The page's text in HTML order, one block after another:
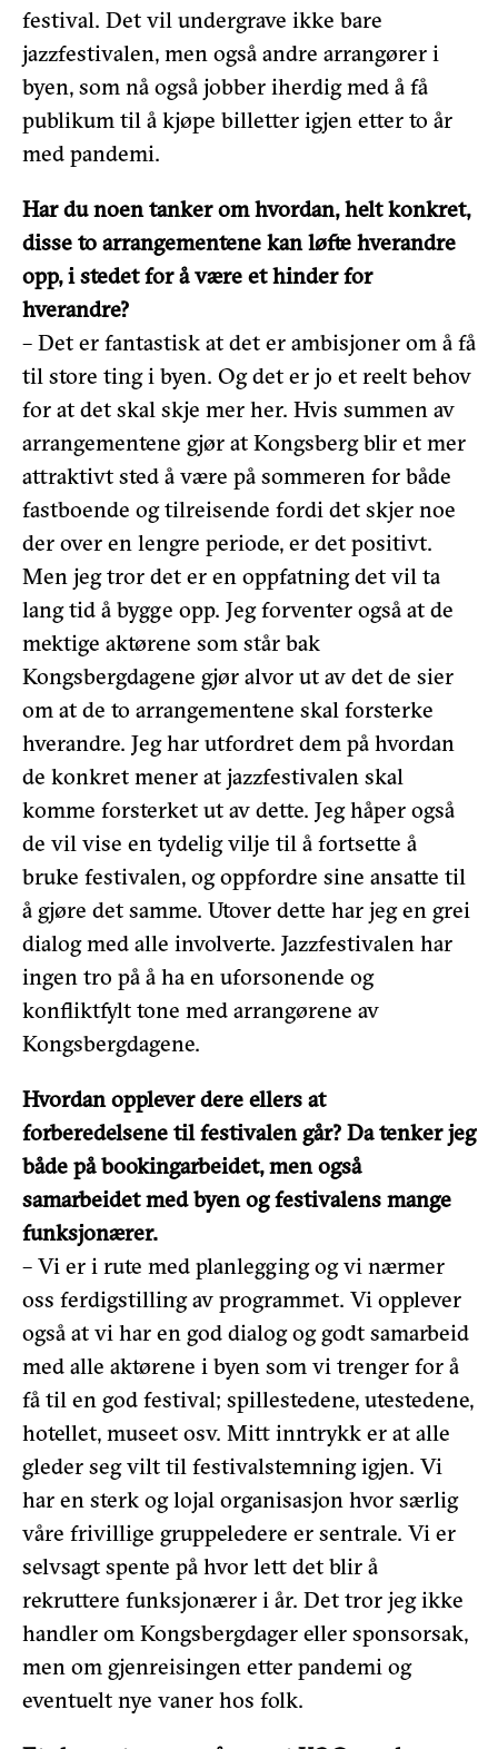
festival. Det vil undergrave ikke bare
jazzfestivalen, men også andre arrangører i
byen, som nå også jobber iherdig med å få
publikum til å kjøpe billetter igjen etter to år
med pandemi.
Har du noen tanker om hvordan, helt konkret,
disse to arrangementene kan løfte hverandre
opp, i stedet for å være et hinder for
hverandre?
– Det er fantastisk at det er ambisjoner om å få
til store ting i byen. Og det er jo et reelt behov
for at det skal skje mer her. Hvis summen av
arrangementene gjør at Kongsberg blir et mer
attraktivt sted å være på sommeren for både
fastboende og tilreisende fordi det skjer noe
der over en lengre periode, er det positivt.
Men jeg tror det er en oppfatning det vil ta
lang tid å bygge opp. Jeg forventer også at de
mektige aktørene som står bak
Kongsbergdagene gjør alvor ut av det de sier
om at de to arrangementene skal forsterke
hverandre. Jeg har utfordret dem på hvordan
de konkret mener at jazzfestivalen skal
komme forsterket ut av dette. Jeg håper også
de vil vise en tydelig vilje til å fortsette å
bruke festivalen, og oppfordre sine ansatte til
å gjøre det samme. Utover dette har jeg en grei
dialog med alle involverte. Jazzfestivalen har
ingen tro på å ha en uforsonende og
konfliktfylt tone med arrangørene av
Kongsbergdagene.
Hvordan opplever dere ellers at
forberedelsene til festivalen går? Da tenker jeg
både på bookingarbeidet, men også
samarbeidet med byen og festivalens mange
funksjonærer.
– Vi er i rute med planlegging og vi nærmer
oss ferdigstilling av programmet. Vi opplever
også at vi har en god dialog og godt samarbeid
med alle aktørene i byen som vi trenger for å
få til en god festival; spillestedene, utestedene,
hotellet, museet osv. Mitt inntrykk er at alle
gleder seg vilt til festivalstemning igjen. Vi
har en sterk og lojal organisasjon hvor særlig
våre frivillige gruppeledere er sentrale. Vi er
selvsagt spente på hvor lett det blir å
rekruttere funksjonærer i år. Det tror jeg ikke
handler om Kongsbergdager eller sponsorsak,
men om gjenreisingen etter pandemi og
eventuelt nye vaner hos folk.